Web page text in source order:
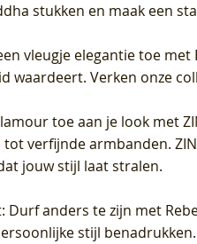
stukken en maak een
vleugje elegantie toe
waardeert. Verken onze
toe aan je look met
verfijnde armbanden.
jouw stijl laat stralen.
: Durf anders te zijn met
stijl